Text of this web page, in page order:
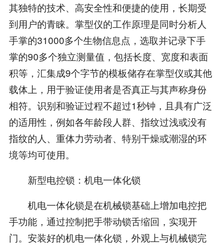
其独特的技术、高安全性和便捷的使用，长期受
到用户的青睐。掌型仪的工作原理是同时分析人
手掌的31000多个生物信息点，选取并记录下手
掌的90多个独立测量值，包括长度、宽度和表面
积等，汇集成9个字节的模板储存在掌型仪或其他
载体上，用于验证使用者是否真正与其声称身份
相符。识别和验证过程不超过1秒钟，且具有广泛
的适用性，例如各年龄段人群、指纹过浅或没有
指纹的人、重体力劳动者、特别干燥或潮湿的环
境等均可使用。
新型电控锁：机电一体化锁
机电一体化锁是在机械锁基础上增加电控把
手功能，通过控制把手带动锁舌缩回，实现开
门。安装好的机电一体化锁，外观上与机械锁完